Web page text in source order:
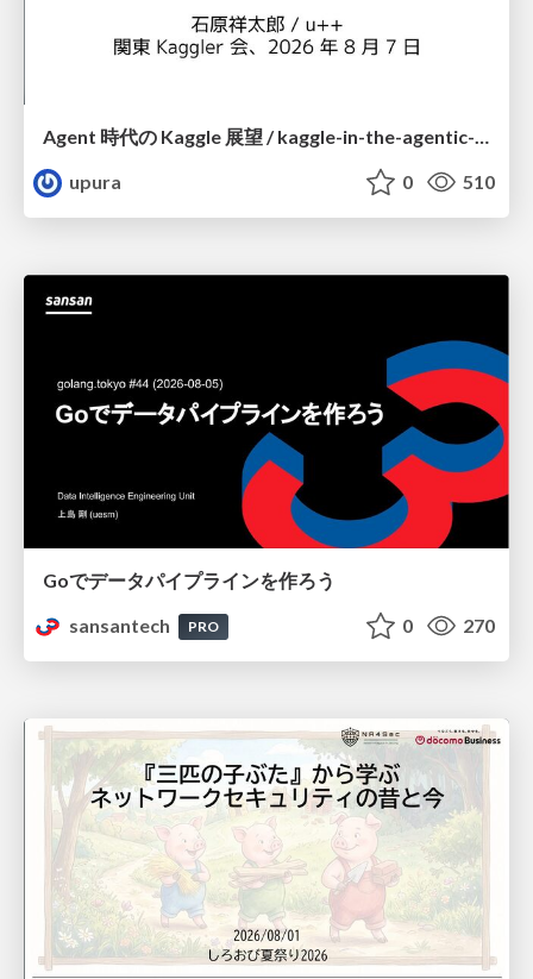
Agent 時代の Kaggle 展望 / kaggle-in-the-agentic-era
upura
0 510
Goでデータパイプラインを作ろう
sansantech
PRO 0 270